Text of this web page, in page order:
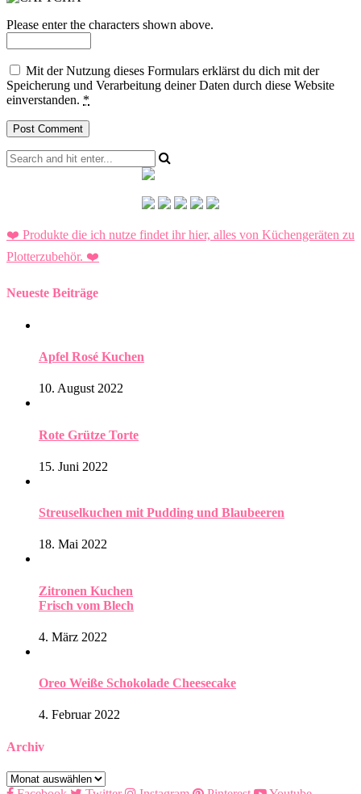
Please enter the characters shown above.
Mit der Nutzung dieses Formulars erklärst du dich mit der
Speicherung und Verarbeitung deiner Daten durch diese Website
einverstanden. *
❤️ Produkte die ich nutze findet ihr hier, alles von Küchengeräten zu
Plotterzubehör. ❤️
Neueste Beiträge
Apfel Rosé Kuchen
10. August 2022
Rote Grütze Torte
15. Juni 2022
Streuselkuchen mit Pudding und Blaubeeren
18. Mai 2022
Zitronen Kuchen
Frisch vom Blech
4. März 2022
Oreo Weiße Schokolade Cheesecake
4. Februar 2022
Archiv
Archiv